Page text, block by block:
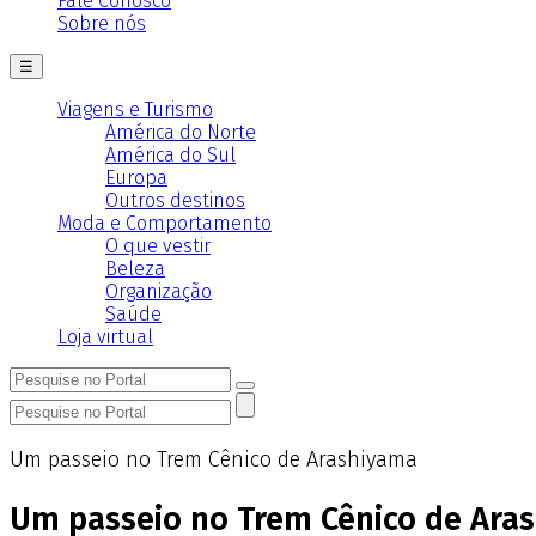
Sobre nós
☰
Viagens e Turismo
América do Norte
América do Sul
Europa
Outros destinos
Moda e Comportamento
O que vestir
Beleza
Organização
Saúde
Loja virtual
Um passeio no Trem Cênico de Arashiyama
Um passeio no Trem Cênico de